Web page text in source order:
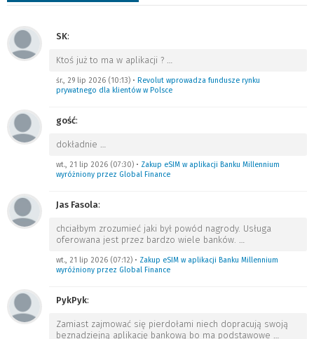
SK:
Ktoś już to ma w aplikacji ? …
śr., 29 lip 2026 (10:13) • Revolut wprowadza fundusze rynku
prywatnego dla klientów w Polsce
gość:
dokładnie …
wt., 21 lip 2026 (07:30) • Zakup eSIM w aplikacji Banku Millennium
wyróżniony przez Global Finance
Jas Fasola:
chciałbym zrozumieć jaki był powód nagrody. Usługa
oferowana jest przez bardzo wiele banków. …
wt., 21 lip 2026 (07:12) • Zakup eSIM w aplikacji Banku Millennium
wyróżniony przez Global Finance
PykPyk:
Zamiast zajmować się pierdołami niech dopracują swoją
beznadziejną aplikację bankową bo ma podstawowe …